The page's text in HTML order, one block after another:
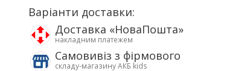
Варіанти доставки:
Доставка «НоваПошта»
накладним платежем
Самовивіз з фірмового
складу-магазину АКБ kids